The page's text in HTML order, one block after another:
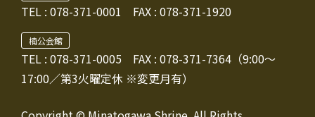
TEL : 078-371-0001 FAX : 078-371-1920
楠公会館
TEL : 078-371-0005 FAX : 078-371-7364（9:00～
17:00／第3火曜定休 ※変更月有）